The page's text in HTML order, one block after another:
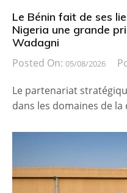
Le Bénin fait de ses
Nigeria une grande
Wadagni
Posted On: 05/08/2026
Le partenariat
dans les domaines de la